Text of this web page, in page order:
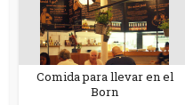
Comida para llevar en el
Born